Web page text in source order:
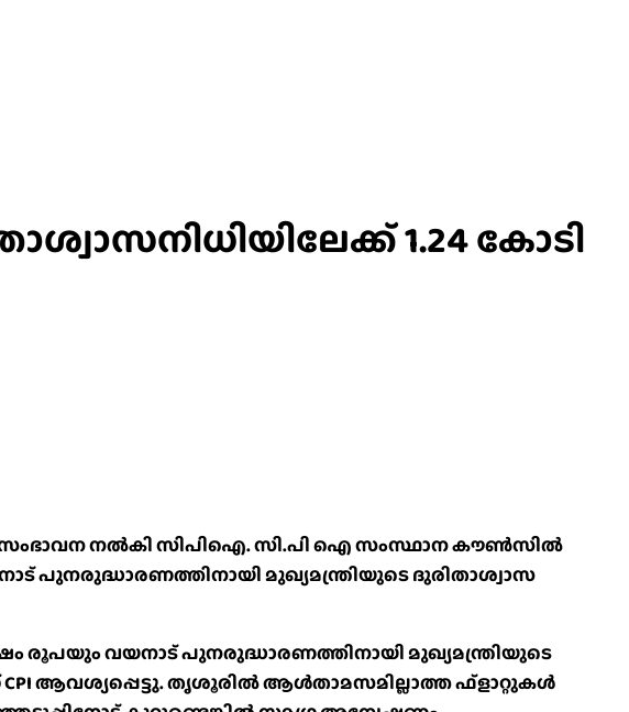
1.24 കോടി
രൂപ സംഭാവന നൽകി സിപിഐ. സി.പി ഐ സംസ്ഥാന കൗൺസിൽ
പുനരുദ്ധാരണത്തിനായി മുഖ്യമന്ത്രിയുടെ ദുരിതാശ്വാസ
വയനാട് പുനരുദ്ധാരണത്തിനായി മുഖ്യമന്ത്രിയുടെ
CPI ആവശ്യപ്പെട്ടു. തൃശൂരിൽ ആൾതാമസമില്ലാത്ത ഫ്ളാറ്റുകൾ